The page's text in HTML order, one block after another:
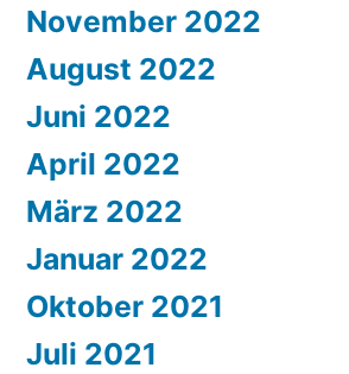
November 2022
August 2022
Juni 2022
April 2022
März 2022
Januar 2022
Oktober 2021
Juli 2021